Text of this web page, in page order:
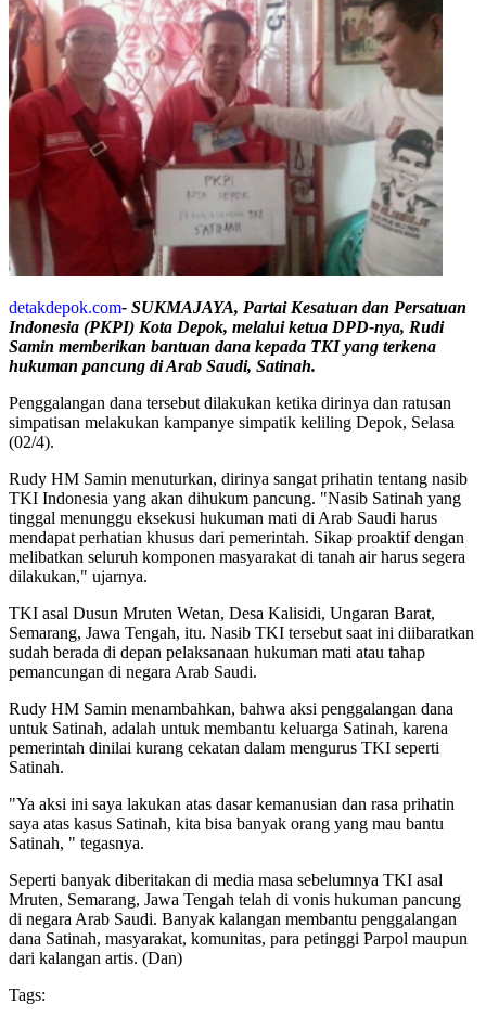
detakdepok.com- SUKMAJAYA, Partai Kesatuan dan Persatuan
Indonesia (PKPI) Kota Depok, melalui ketua DPD-nya, Rudi
Samin memberikan bantuan dana kepada TKI yang terkena
hukuman pancung di Arab Saudi, Satinah.
Penggalangan dana tersebut dilakukan ketika dirinya dan ratusan
simpatisan melakukan kampanye simpatik keliling Depok, Selasa
(02/4).
Rudy HM Samin menuturkan, dirinya sangat prihatin tentang nasib
TKI Indonesia yang akan dihukum pancung. "Nasib Satinah yang
tinggal menunggu eksekusi hukuman mati di Arab Saudi harus
mendapat perhatian khusus dari pemerintah. Sikap proaktif dengan
melibatkan seluruh komponen masyarakat di tanah air harus segera
dilakukan," ujarnya.
TKI asal Dusun Mruten Wetan, Desa Kalisidi, Ungaran Barat,
Semarang, Jawa Tengah, itu. Nasib TKI tersebut saat ini diibaratkan
sudah berada di depan pelaksanaan hukuman mati atau tahap
pemancungan di negara Arab Saudi.
Rudy HM Samin menambahkan, bahwa aksi penggalangan dana
untuk Satinah, adalah untuk membantu keluarga Satinah, karena
pemerintah dinilai kurang cekatan dalam mengurus TKI seperti
Satinah.
"Ya aksi ini saya lakukan atas dasar kemanusian dan rasa prihatin
saya atas kasus Satinah, kita bisa banyak orang yang mau bantu
Satinah, " tegasnya.
Seperti banyak diberitakan di media masa sebelumnya TKI asal
Mruten, Semarang, Jawa Tengah telah di vonis hukuman pancung
di negara Arab Saudi. Banyak kalangan membantu penggalangan
dana Satinah, masyarakat, komunitas, para petinggi Parpol maupun
dari kalangan artis. (Dan)
Tags: